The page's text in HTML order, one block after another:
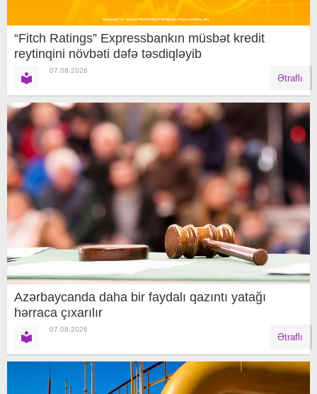
“Fitch Ratings” Expressbankın müsbət kredit
reytinqini növbəti dəfə təsdiqləyib
07.08.2026
Ətraflı
Azərbaycanda daha bir faydalı qazıntı yatağı
hərraca çıxarılır
07.08.2026
Ətraflı